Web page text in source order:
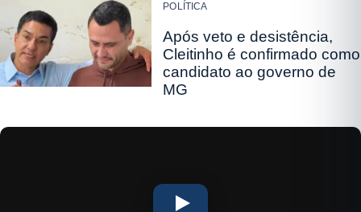
POLÍTICA
Após veto e desistência,
Cleitinho é confirmado como
candidato ao governo de
MG